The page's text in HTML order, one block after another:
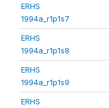
ERHS
1994a_r1p1s7
ERHS
1994a_r1p1s8
ERHS
1994a_r1p1s9
ERHS